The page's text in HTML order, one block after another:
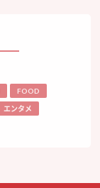
FOOD
エンタメ